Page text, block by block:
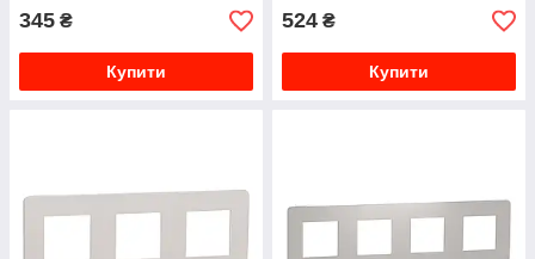
345 ₴
Купити
524 ₴
Купити